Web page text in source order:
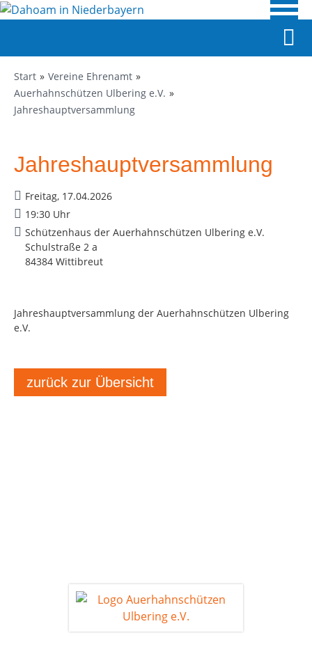
Start
Vereine Ehrenamt
Auerhahnschützen Ulbering e.V.
Jahreshauptversammlung
Jahreshauptversammlung
Freitag, 17.04.2026
19:30 Uhr
Schützenhaus der Auerhahnschützen Ulbering e.V.
Schulstraße 2 a
84384 Wittibreut
Jahreshauptversammlung der Auerhahnschützen Ulbering
e.V.
zurück zur Übersicht